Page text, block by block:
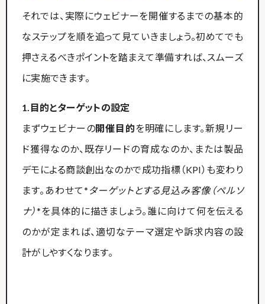
それでは、実際にウェビナーを開催するまでの基本的
なステップを順を追って見ていきましょう。初めてでも
押さえるべきポイントを踏まえて準備すれば、スムーズ
に実施できます。
1.目的とターゲットの設定
まずウェビナーの開催目的を明確にします。新規リー
ド獲得なのか、既存リードの育成なのか、または製品
デモによる商談創出なのかで成功指標（KPI）も変わり
ます。あわせて* ターゲットとする見込み客像（ペルソ
ナ）*を具体的に描きましょう。誰に向けて何を伝える
のかが定まれば、適切なテーマ選定や訴求内容の設
計がしやすくなります。